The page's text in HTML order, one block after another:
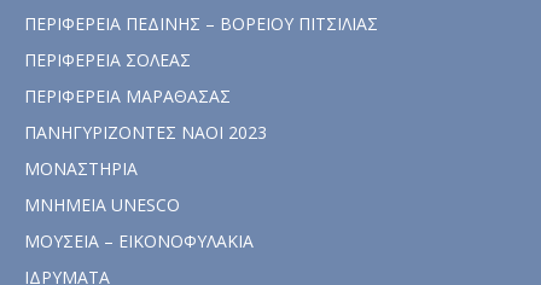
ΠΕΡΙΦΕΡΕΙΑ ΠΕΔΙΝΗΣ – ΒΟΡΕΙΟΥ ΠΙΤΣΙΛΙΑΣ
ΠΕΡΙΦΕΡΕΙΑ ΣΟΛΕΑΣ
ΠΕΡΙΦΕΡΕΙΑ ΜΑΡΑΘΑΣΑΣ
ΠΑΝΗΓΥΡΙΖΟΝΤΕΣ ΝΑΟΙ 2023
ΜΟΝΑΣΤΗΡΙΑ
ΜΝΗΜΕΙΑ UNESCO
ΜΟΥΣΕΙΑ – ΕΙΚΟΝΟΦΥΛΑΚΙΑ
ΙΔΡΥΜΑΤΑ